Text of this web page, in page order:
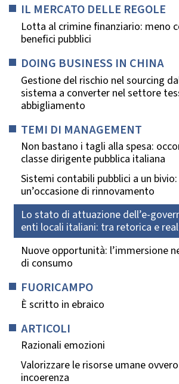
IL MERCATO DELLE REGOLE
Lotta al crimine finanziario: meno
benefici pubblici
DOING BUSINESS IN CHINA
Gestione del rischio nel sourcing
sistema a converter nel settore
abbigliamento
TEMI DI MANAGEMENT
Non bastano i tagli alla spesa:
classe dirigente pubblica italiana
Sistemi contabili pubblici a un
un’occasione di rinnovamento
Lo stato di attuazione dell’e-
enti locali italiani: tra retorica e
Nuove opportunità: l’immersione
di consumo
FUORICAMPO
È scritto in ebraico
ARTICOLI
Razionali emozioni
Valorizzare le risorse umane
incoerenza